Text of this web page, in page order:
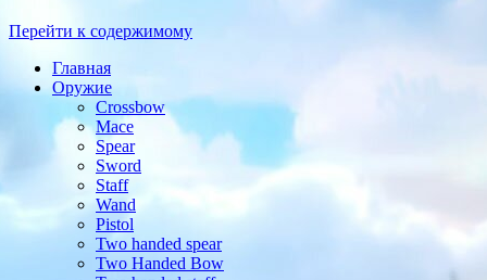
Перейти к содержимому
Главная
Оружие
Crossbow
Mace
Spear
Sword
Staff
Wand
Pistol
Two handed spear
Two Handed Bow